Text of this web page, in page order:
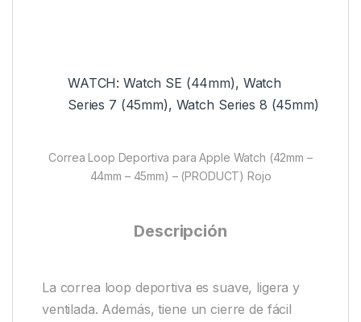
WATCH: Watch SE (44mm), Watch
Series 7 (45mm), Watch Series 8 (45mm)
Correa Loop Deportiva para Apple Watch (42mm –
44mm – 45mm) – (PRODUCT) Rojo
Descripción
La correa loop deportiva es suave, ligera y
ventilada. Además, tiene un cierre de fácil